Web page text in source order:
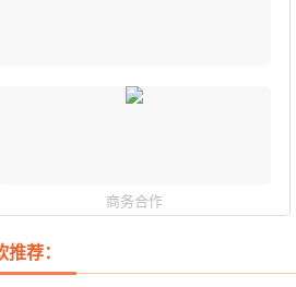
商务合作
荐：